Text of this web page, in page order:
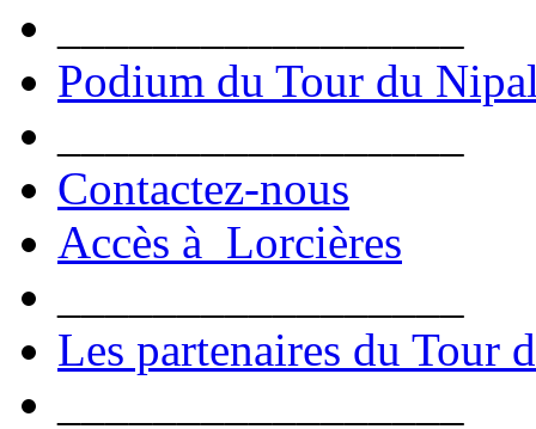
Podium du Tour du
Contactez-nous
Accès à Lorcières
Les partenaires du Tour